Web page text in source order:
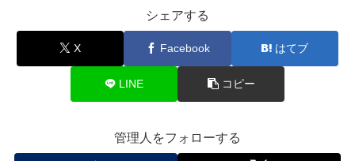
シェアする
X Facebook はてブ
LINE コピー
管理人をフォローする